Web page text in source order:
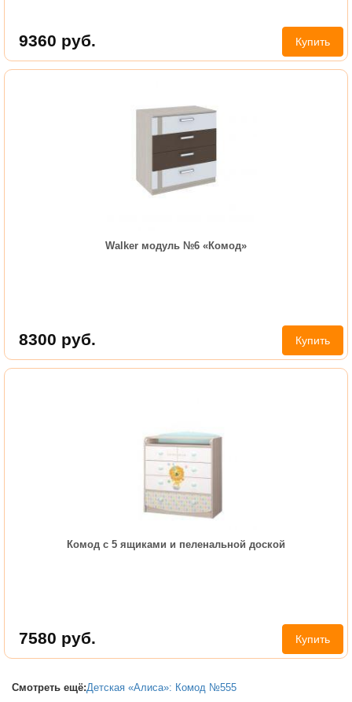
9360 руб. Купить
Walker модуль №6 «Комод»
8300 руб. Купить
Комод с 5 ящиками и пеленальной доской
7580 руб. Купить
Смотреть ещё:Детская «Алиса»: Комод №555